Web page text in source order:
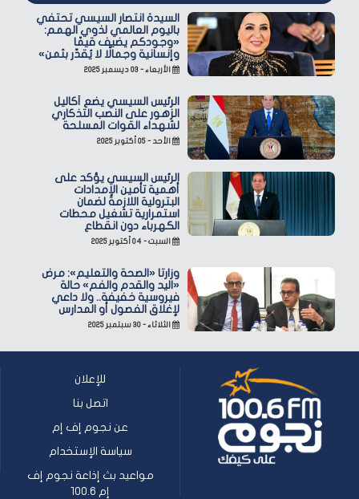
السيدة انتصار السيسي تحتفي
باليوم العالمي لذوي الهمم:
«وجودكم يضيف قيمًا
وإنسانية وجمالًا لا يُقدّر بثمن»
الأربعاء - ٠٣ ديسمبر ٢٠٢٥
الرئيس السيسي يضع أكاليل
الزهور على النصب التذكاري
لشهداء القوات المسلحة
الأحد - ٠٥ أكتوبر ٢٠٢٥
الرئيس السيسي يؤكد على
أهمية تأمين الإمدادات
البترولية اللازمة لضمان
استمرارية تشغيل محطات
الكهرباء دون انقطاع
السبت - ٠٤ أكتوبر ٢٠٢٥
وزارتا «الصحة والتعليم»: مرض
«اليد والقدم والفم» حالة
فيروسية خفيفة.. ولا داعي
لإغلاق الفصول أو المدارس
الثلاثاء - ٣٠ سبتمبر ٢٠٢٥
للإعلان
اتصل بنا
عن نجوم إف إم
سياسة الإستخدام
مواعيد بث إذاعة نجوم إف
إم 100.6